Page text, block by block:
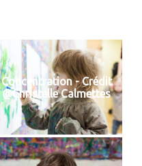
Concentration - Crédit
@Christelle Calmettes